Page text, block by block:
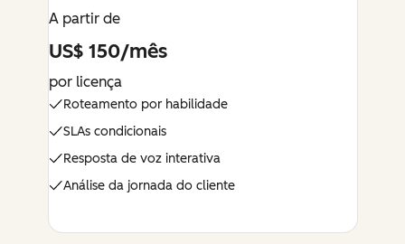
A partir de
US$ 150/mês
por licença
Roteamento por habilidade
SLAs condicionais
Resposta de voz interativa
Análise da jornada do cliente